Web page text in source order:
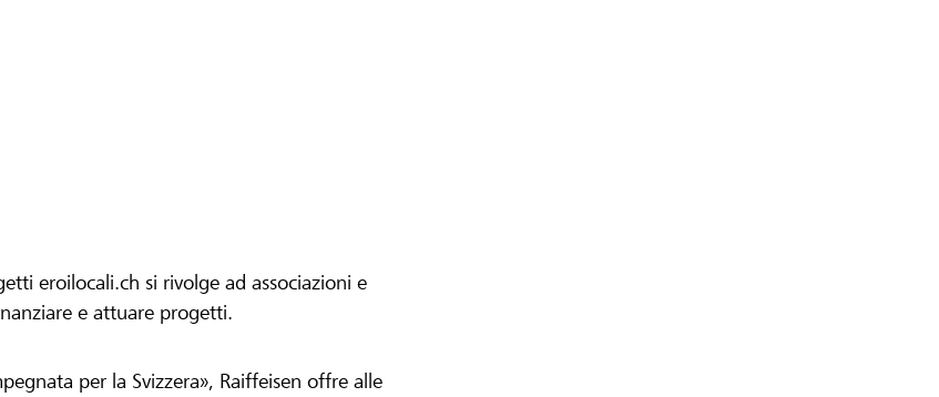
eroilocali.ch si rivolge ad associazioni e
e attuare progetti.
per la Svizzera», Raiffeisen offre alle